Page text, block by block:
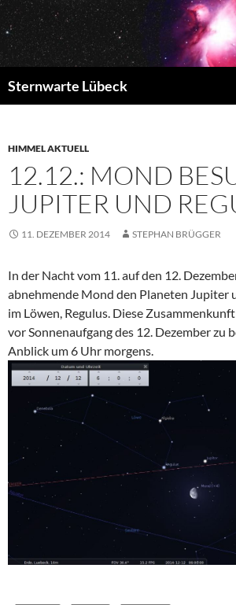
Zum
Inhalt
springen
Sternwarte Lübeck
HIMMEL AKTUELL
12.12.: MOND
JUPITER UND
11. DEZEMBER 2014 STEPHAN BRÜGGER
In der Nacht vom 11. auf den 12.
abnehmende Mond den Planeten Jupiter
im Löwen, Regulus. Diese
vor Sonnenaufgang des 12. Dezember zu
Anblick um 6 Uhr morgens.